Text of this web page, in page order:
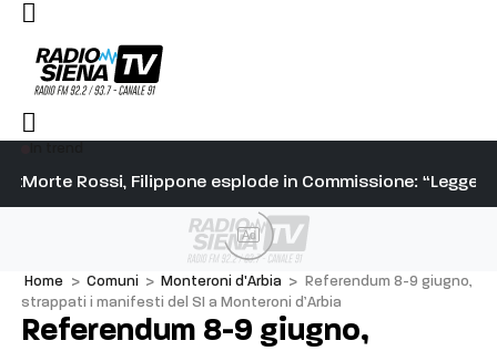
Morte Rossi, Filippone esplode in Commissione:
correre a Siena, è stato bellissimo. Indimenticabile”
Ad
Home > Comuni > Monteroni d'Arbia >
Referendum 8-9 giugno,
strappati i manifesti del SI a Monteroni d’Arbia
Referendum 8-9 giugno,